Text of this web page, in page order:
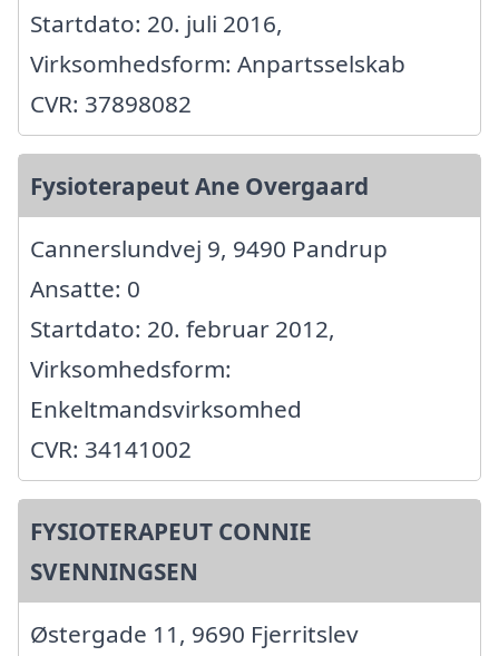
Startdato: 20. juli 2016,
Virksomhedsform: Anpartsselskab
CVR: 37898082
Fysioterapeut Ane Overgaard
Cannerslundvej 9, 9490 Pandrup
Ansatte: 0
Startdato: 20. februar 2012,
Virksomhedsform:
Enkeltmandsvirksomhed
CVR: 34141002
FYSIOTERAPEUT CONNIE
SVENNINGSEN
Østergade 11, 9690 Fjerritslev